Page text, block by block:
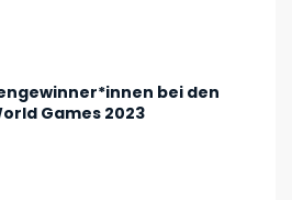
bei den
Games 2023